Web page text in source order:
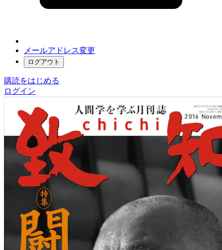
メールアドレス変更
ログアウト
購読をはじめる
ログイン